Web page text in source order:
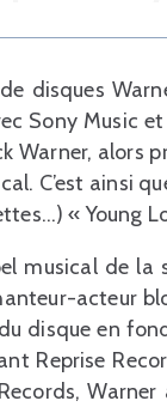
disques
Sony Music
Warner, alors
C’est ainsi
« Young
musical de la
acteur
disque en
Reprise